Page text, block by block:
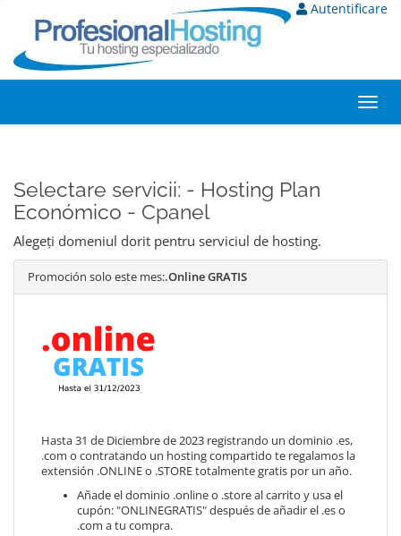
Autentificare
Selectare servicii: - Hosting Plan
Económico - Cpanel
Alegeți domeniul dorit pentru serviciul de hosting.
Promoción solo este mes:.Online GRATIS
Hasta 31 de Diciembre de 2023 registrando un dominio .es,
.com o contratando un hosting compartido te regalamos la
extensión .ONLINE o .STORE totalmente gratis por un año.
Añade el dominio .online o .store al carrito y usa el
cupón: "ONLINEGRATIS" después de añadir el .es o
.com a tu compra.